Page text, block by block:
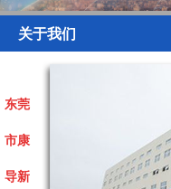
关于我们
东莞
市康
导新